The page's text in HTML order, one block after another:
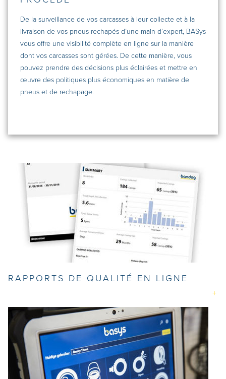
De la surveillance de vos carcasses à leur collecte et à la
livraison de vos pneus rechapés d’une main d’expert, BASys
vous offre une visibilité complète en ligne sur la manière
dont vos carcasses sont gérées. De cette manière, vous
pouvez prendre des décisions plus éclairées et mettre en
œuvre des politiques plus économiques en matière de
pneus et de rechapage.
RAPPORTS DE QUALITÉ EN LIGNE